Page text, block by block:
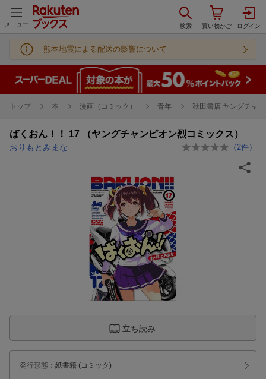
メニュー
熊本地震による配送の影響について
トップ 本 漫画（コミック） 青年 秋田書店 ヤングチャ
ばくおん！！ 17 （ヤングチャンピオン烈コミックス）
おりもとみまな （ 2件）
立ち読み
発行形態 ： 紙書籍 (コミック)